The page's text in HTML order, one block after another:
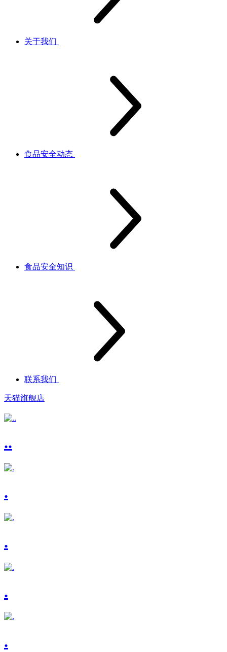
关于我们
食品安全动态
食品安全知识
联系我们
天猫旗舰店
..
.
.
.
.